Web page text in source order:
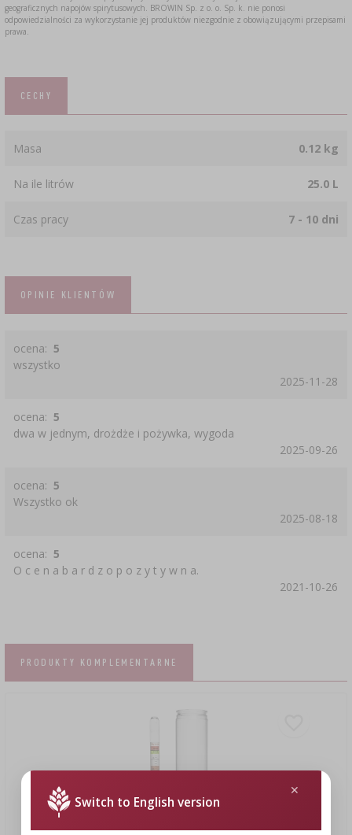
geograficznych napojów spirytusowych. BROWIN Sp. z o. o. Sp. k. nie ponosi
odpowiedzialności za wykorzystanie jej produktów niezgodnie z obowiązującymi przepisami
prawa.
CECHY
Masa 0.12 kg
Na ile litrów 25.0 L
Czas pracy 7 - 10 dni
OPINIE KLIENTÓW
ocena: 5
wszystko
2025-11-28
ocena: 5
dwa w jednym, drożdże i pożywka, wygoda
2025-09-26
ocena: 5
Wszystko ok
2025-08-18
ocena: 5
O c e n a b a r d z o p o z y t y w n a.
2021-10-26
PRODUKTY KOMPLEMENTARNE
Switch to English version